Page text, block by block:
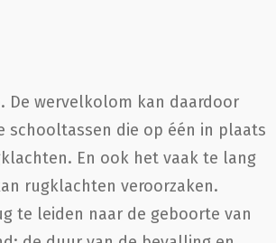
De wervelkolom kan daardoor
schooltassen die op één in plaats
En ook het vaak te lang
rugklachten veroorzaken.
te leiden naar de geboorte van